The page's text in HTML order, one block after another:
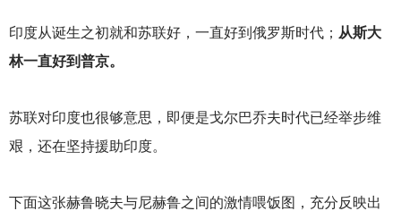
印度从诞生之初就和苏联好，一直好到俄罗斯时代； 从斯大
林一直好到普京。
苏联对印度也很够意思，即便是戈尔巴乔夫时代已经举步维
艰，还在坚持援助印度。
下面这张赫鲁晓夫与尼赫鲁之间的激情喂饭图，充分反映出